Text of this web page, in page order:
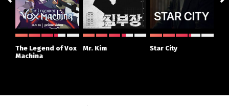
The Legend of Vox
Machina
Mr. Kim Star City